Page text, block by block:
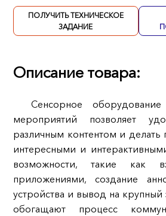
ПОЛУЧИТЬ ТЕХНИЧЕСКОЕ
ЗАДАНИЕ
Описание товара:
Сенсорное
мероприятий позволяет
различным контентом и делать
интересными и
возможности, такие как
приложениями, создание
устройства и вывод на крупный
обогащают процесс